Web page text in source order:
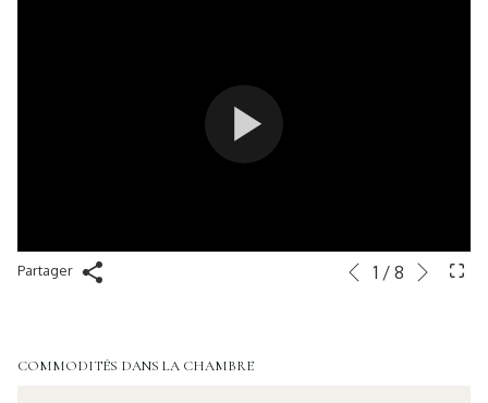
Partager
Boutons
LePrécédent
1 / 8
COMMODITÉS DANS LA CHAMBRE